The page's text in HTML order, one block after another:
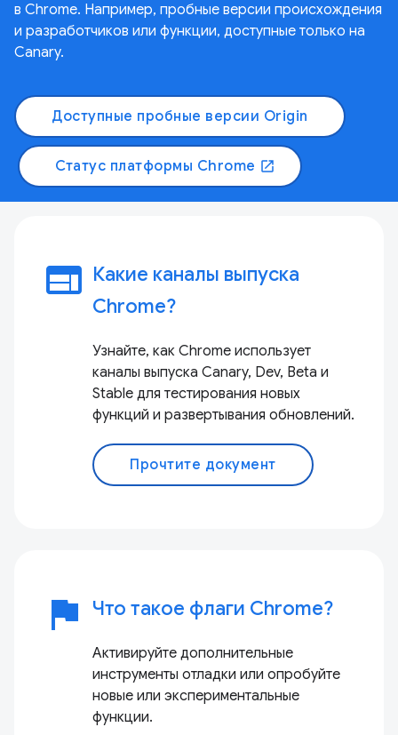
в Chrome. Например, пробные версии происхождения
и разработчиков или функции, доступные только на
Canary.
Доступные пробные версии Origin
Статус платформы Chrome open_in_new
web Какие каналы выпуска
Chrome?
Узнайте, как Chrome использует
каналы выпуска Canary, Dev, Beta и
Stable для тестирования новых
функций и развертывания обновлений.
Прочтите документ
flag Что такое флаги Chrome?
Активируйте дополнительные
инструменты отладки или опробуйте
новые или экспериментальные
функции.